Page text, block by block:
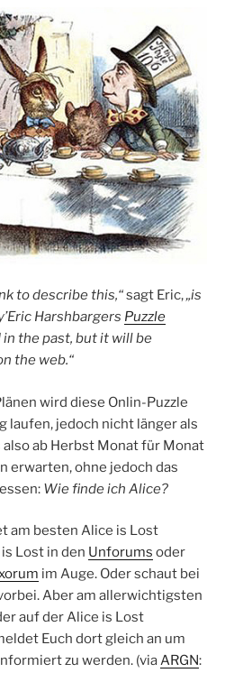
to describe this,“sagt Eric,„is
Harshbargers Puzzle
in the past, but it will be
the web.“
wird diese Onlin-Puzzle
laufen, jedoch nicht länger als
also ab Herbst Monat für Monat
erwarten, ohne jedoch das
Wie finde ich Alice?
am besten Alice is Lost
Lost in den Unforums oder
im Auge. Oder schaut bei
Aber am allerwichtigsten
auf der Alice is Lost
Euch dort gleich an um
zu werden. (viaARGN: